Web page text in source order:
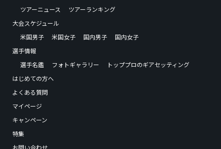
ツアーニュース
ツアーランキング
大会スケジュール
米国男子
米国女子 国内男子
国内女子
選手情報
選手名鑑
フォトギャラリー
トッププロのギアセッティング
はじめての方へ
よくある質問
マイページ
キャンペーン
特集
お問い合わせ